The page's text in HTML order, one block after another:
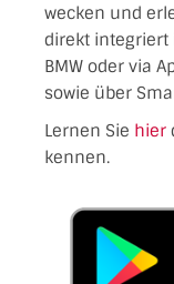
wecken und
direkt integriert
BMW oder via
sowie über
Lernen Sie hier
kennen.